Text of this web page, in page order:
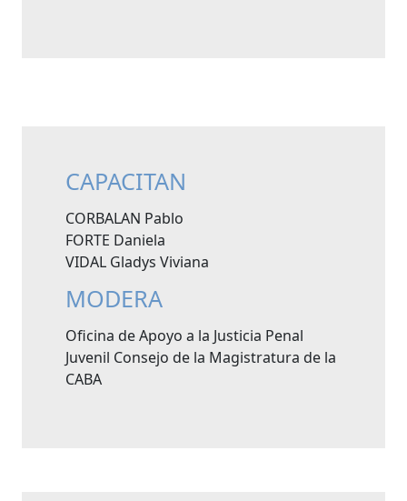
CAPACITAN
CORBALAN Pablo
FORTE Daniela
VIDAL Gladys Viviana
MODERA
Oficina de Apoyo a la Justicia Penal
Juvenil Consejo de la Magistratura de la
CABA